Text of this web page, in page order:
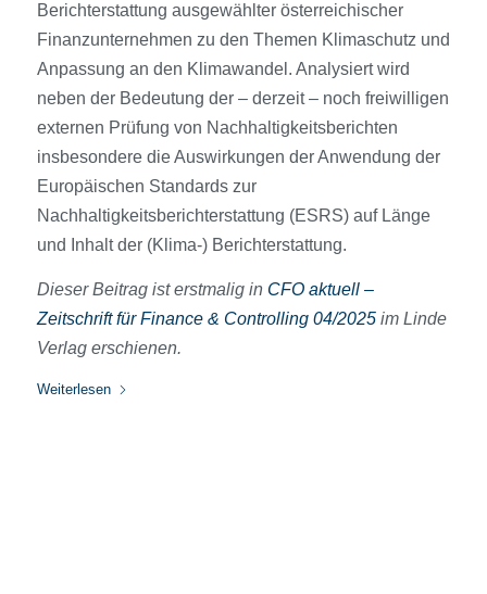
Berichterstattung ausgewählter österreichischer
Finanzunternehmen zu den Themen Klimaschutz und
Anpassung an den Klimawandel. Analysiert wird
neben der Bedeutung der – derzeit – noch freiwilligen
externen Prüfung von Nachhaltigkeitsberichten
insbesondere die Auswirkungen der Anwendung der
Europäischen Standards zur
Nachhaltigkeitsberichterstattung (ESRS) auf Länge
und Inhalt der (Klima-) Berichterstattung.
Dieser Beitrag ist erstmalig in CFO aktuell –
Zeitschrift für Finance & Controlling 04/2025im Linde
Verlag erschienen.
Weiterlesen